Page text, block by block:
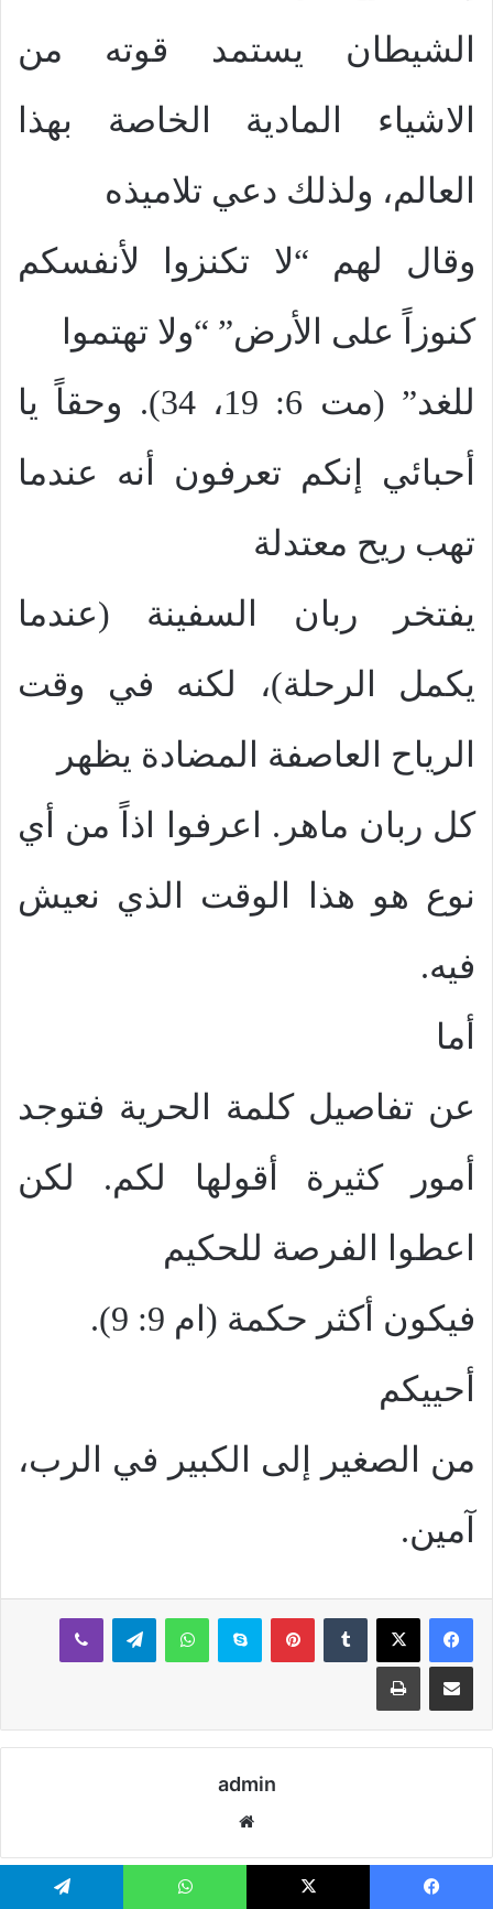
الشيطان يستمد قوته من
الاشياء المادية الخاصة بهذا
العالم، ولذلك دعي تلاميذه
وقال لهم “لا تكنزوا لأنفسكم
كنوزاً على الأرض” “ولا تهتموا
للغد” (مت 6: 19، 34). وحقاً يا
أحبائي إنكم تعرفون أنه عندما
تهب ريح معتدلة
يفتخر ربان السفينة (عندما
يكمل الرحلة)، لكنه في وقت
الرياح العاصفة المضادة يظهر
كل ربان ماهر. اعرفوا اذاً من أي
نوع هو هذا الوقت الذي نعيش
فيه.
أما
عن تفاصيل كلمة الحرية فتوجد
أمور كثيرة أقولها لكم. لكن
اعطوا الفرصة للحكيم
فيكون أكثر حكمة (ام 9: 9).
أحييكم
من الصغير إلى الكبير في الرب،
آمين.
بينتيريستسكايب واتساب تيلقرام ڤايبر
مشاركة عبر البريد طباعة
admin